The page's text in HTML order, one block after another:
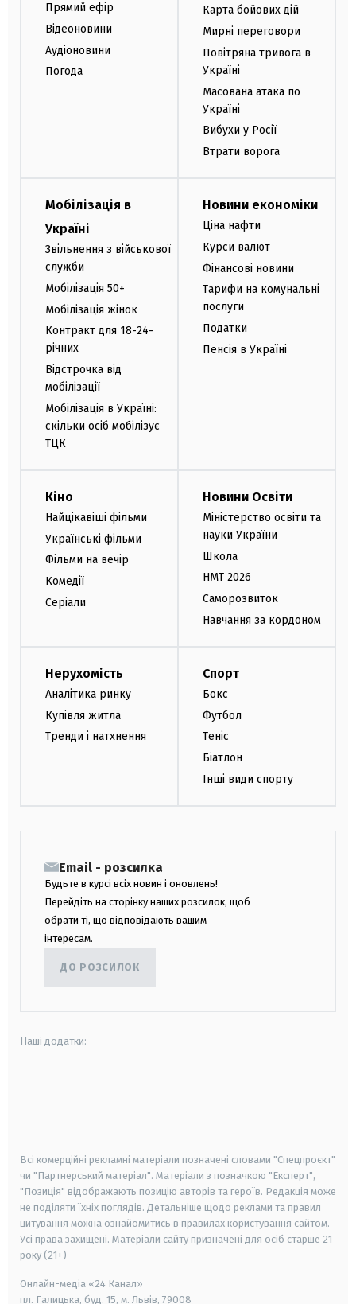
Прямий ефір
Відеоновини
Аудіоновини
Погода
Карта бойових дій
Мирні переговори
Повітряна тривога в
Україні
Масована атака по
Україні
Вибухи у Росії
Втрати ворога
Мобілізація в
Україні
Звільнення з військової
служби
Мобілізація 50+
Мобілізація жінок
Контракт для 18-24-
річних
Відстрочка від
мобілізації
Мобілізація в Україні:
скільки осіб мобілізує
ТЦК
Новини економіки
Ціна нафти
Курси валют
Фінансові новини
Тарифи на комунальні
послуги
Податки
Пенсія в Україні
Кіно
Найцікавіші фільми
Українські фільми
Фільми на вечір
Комедії
Серіали
Новини Освіти
Міністерство освіти та
науки України
Школа
НМТ 2026
Саморозвиток
Навчання за кордоном
Нерухомість
Аналітика ринку
Купівля житла
Тренди і натхнення
Спорт
Бокс
Футбол
Теніс
Біатлон
Інші види спорту
Email - розсилка
Будьте в курсі всіх новин і оновлень!
Перейдіть на сторінку наших розсилок, щоб
обрати ті, що відповідають вашим
інтересам.
ДО РОЗСИЛОК
Наші додатки:
Всі комерційні рекламні матеріали позначені словами "Спецпроєкт"
чи "Партнерський матеріал". Матеріали з позначкою "Експерт",
"Позиція" відображають позицію авторів та героїв. Редакція може
не поділяти їхніх поглядів. Детальніше щодо реклами та правил
цитування можна ознайомитись в правилах користування сайтом.
Усі права захищені. Матеріали сайту призначені для осіб старше 21
року (21+)
Онлайн-медіа «24 Канал»
пл. Галицька, буд. 15, м. Львів, 79008